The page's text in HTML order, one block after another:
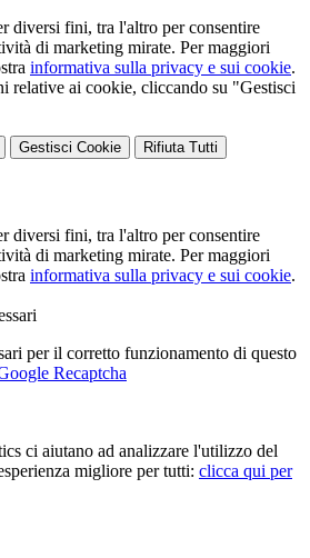
diversi fini, tra l'altro per consentire
di marketing mirate. Per maggiori
informativa sulla privacy e sui cookie.
relative ai cookie, cliccando su "Gestisci
Gestisci Cookie Rifiuta Tutti
diversi fini, tra l'altro per consentire
di marketing mirate. Per maggiori
informativa sulla privacy e sui cookie.
per il corretto funzionamento di questo
Recaptcha
ci aiutano ad analizzare l'utilizzo del
migliore per tutti: clicca qui per